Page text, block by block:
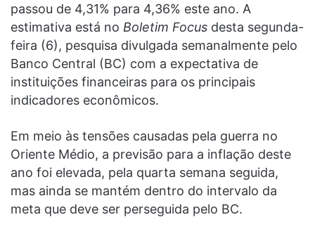
passou de 4,31% para 4,36% este ano. A
estimativa está no Boletim Focus desta segunda-
feira (6), pesquisa divulgada semanalmente pelo
Banco Central (BC) com a expectativa de
instituições financeiras para os principais
indicadores econômicos.
Em meio às tensões causadas pela guerra no
Oriente Médio, a previsão para a inflação deste
ano foi elevada, pela quarta semana seguida,
mas ainda se mantém dentro do intervalo da
meta que deve ser perseguida pelo BC.